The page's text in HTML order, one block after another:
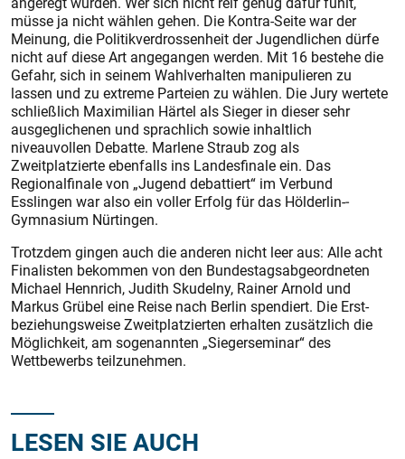
müsse ja nicht wählen gehen. Die Kontra-Seite war der
Meinung, die Politikverdrossenheit der Jugendlichen dürfe
nicht auf diese Art angegangen werden. Mit 16 bestehe die
Gefahr, sich in seinem Wahlverhalten manipulieren zu
lassen und zu extreme Parteien zu wählen. Die Jury wertete
schließlich Maximilian Härtel als Sieger in dieser sehr
ausgeglichenen und sprachlich sowie inhaltlich
niveauvollen Debatte. Marlene Straub zog als
Zweitplatzierte ebenfalls ins Landesfinale ein. Das
Regionalfinale von „Jugend debattiert“ im Verbund
Esslingen war also ein voller Erfolg für das Hölderlin-­
Gymnasium Nürtingen.
Trotzdem gingen auch die anderen nicht leer aus: Alle acht
Finalisten bekommen von den Bundestagsabgeordneten
Michael Henn­rich, Judith Skudelny, Rainer Arnold und
Markus Grübel eine Reise nach Berlin spendiert. Die Erst-
beziehungsweise Zweitplatzierten erhalten zusätzlich die
Möglichkeit, am sogenannten „Siegerseminar“ des
Wettbewerbs teilzunehmen.
LESEN SIE AUCH